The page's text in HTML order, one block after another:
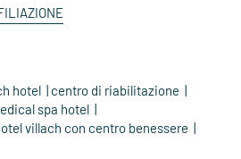
hotel
centro di riabilitazione
spa hotel
villach con centro benessere